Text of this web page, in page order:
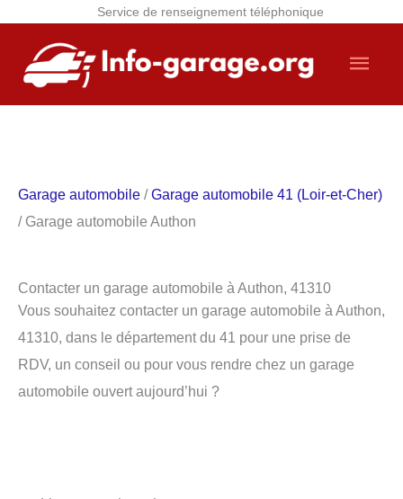
Service de renseignement téléphonique
contenu
Garage automobile /Garage automobile 41 (Loir-et-Cher)
/ Garage automobile Authon
Contacter un garage automobile à Authon, 41310
Vous souhaitez contacter un garage automobile à Authon,
41310, dans le département du 41 pour une prise de
RDV, un conseil ou pour vous rendre chez un garage
automobile ouvert aujourd’hui ?